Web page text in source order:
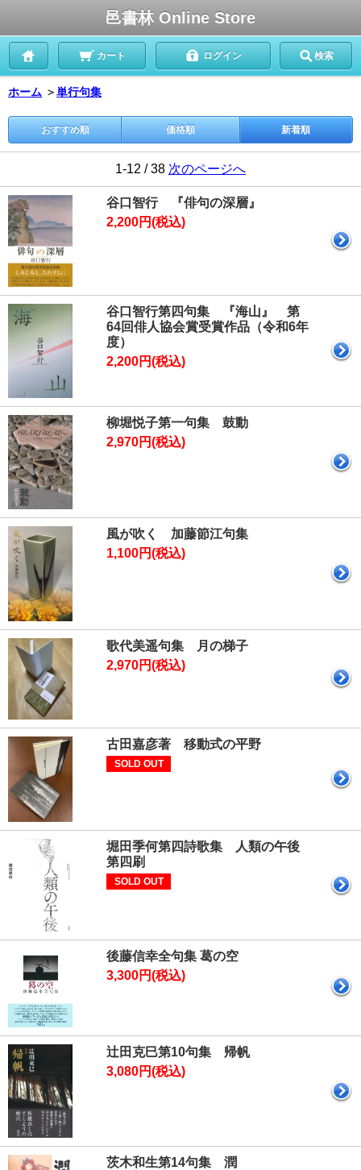
邑書林 Online Store
カート ログイン 検索
ホーム ＞単行句集
おすすめ順 価格順 新着順
1-12 / 38 次のページへ
谷口智行 『俳句の深層』
2,200円(税込)
谷口智行第四句集 『海山』 第
64回俳人協会賞受賞作品（令和6年
度）
2,200円(税込)
柳堀悦子第一句集 鼓動
2,970円(税込)
風が吹く 加藤節江句集
1,100円(税込)
歌代美遥句集 月の梯子
2,970円(税込)
古田嘉彦著 移動式の平野
SOLD OUT
堀田季何第四詩歌集 人類の午後
第四刷
SOLD OUT
後藤信幸全句集 葛の空
3,300円(税込)
辻田克巳第10句集 帰帆
3,080円(税込)
茨木和生第14句集 潤